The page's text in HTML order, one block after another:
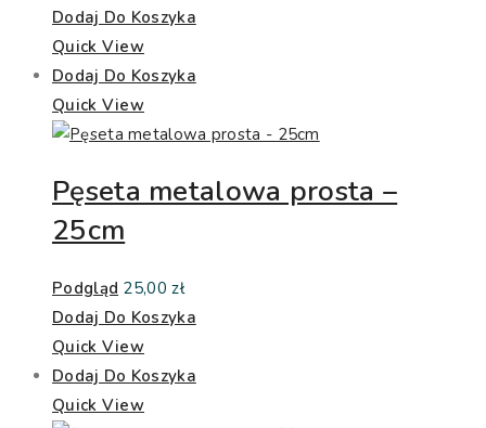
Dodaj Do Koszyka
Quick View
Dodaj Do Koszyka
Quick View
Pęseta metalowa prosta –
25cm
Podgląd 25,00zł
Dodaj Do Koszyka
Quick View
Dodaj Do Koszyka
Quick View